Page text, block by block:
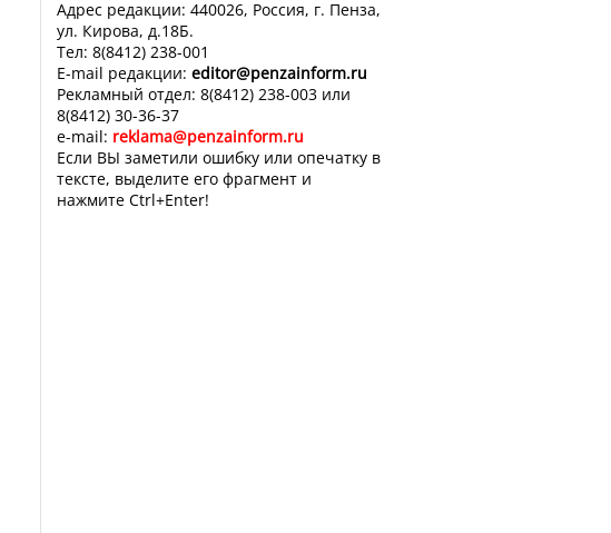
Адрес редакции: 440026, Россия, г. Пенза,
ул. Кирова, д.18Б.
Тел: 8(8412) 238-001
E-mail редакции: editor@penzainform.ru
Рекламный отдел: 8(8412) 238-003 или
8(8412) 30-36-37
e-mail: reklama@penzainform.ru
Если ВЫ заметили ошибку или опечатку в
тексте, выделите его фрагмент и
нажмите Ctrl+Enter!